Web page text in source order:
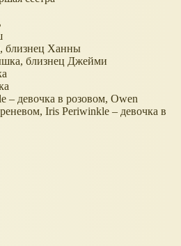
близнец Ханны
близнец Джейми
– девочка в розовом, Owen
Iris Periwinkle – девочка в